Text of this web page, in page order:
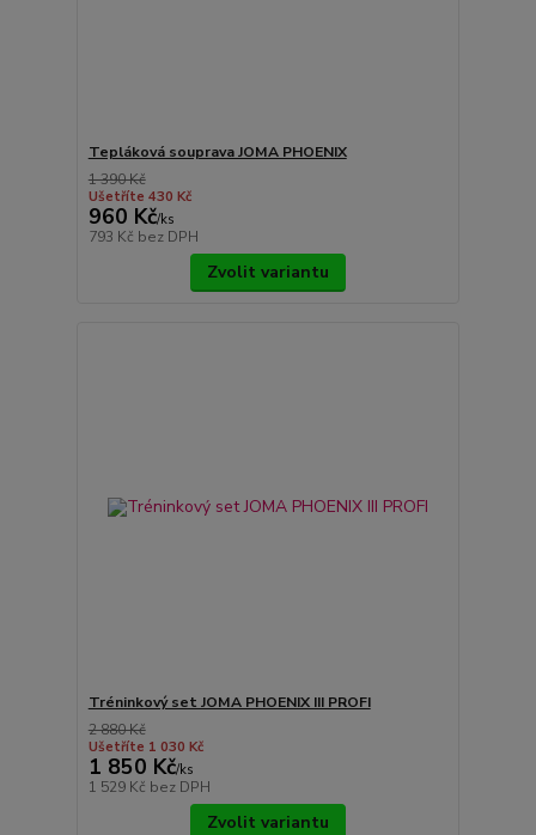
Tepláková souprava JOMA PHOENIX
1 390 Kč
Ušetříte 430 Kč
960 Kč/ks
793 Kč bez DPH
Zvolit variantu
Tréninkový set JOMA PHOENIX III PROFI
2 880 Kč
Ušetříte 1 030 Kč
1 850 Kč/ks
1 529 Kč bez DPH
Zvolit variantu